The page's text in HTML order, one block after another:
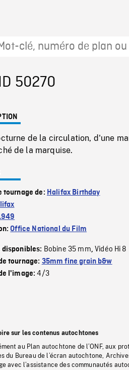
50270
de la circulation, d'une
de la marquise.
tournage de: Halifax Birthday
Office National du Film
disponibles: Bobine 35 mm,Vidéo Hi 8
tournage: 35mm fine grain b&w
l'image:4/3
sur les contenus autochtones
au Plan autochtone de l’ONF, aux
du Bureau de l’écran autochtone,
avec l’assistance des communautés